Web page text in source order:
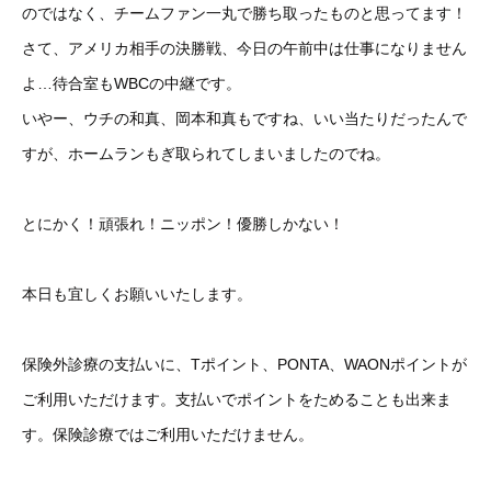
のではなく、チームファン一丸で勝ち取ったものと思ってます！
さて、アメリカ相手の決勝戦、今日の午前中は仕事になりません
よ…待合室もWBCの中継です。
いやー、ウチの和真、岡本和真もですね、いい当たりだったんで
すが、ホームランもぎ取られてしまいましたのでね。
とにかく！頑張れ！ニッポン！優勝しかない！
本日も宜しくお願いいたします。
保険外診療の支払いに、Tポイント、PONTA、WAONポイントが
ご利用いただけます。支払いでポイントをためることも出来ま
す。保険診療ではご利用いただけません。